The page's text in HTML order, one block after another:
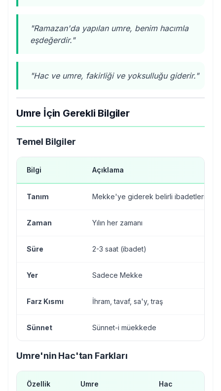
"Ramazan'da yapılan umre, benim hacımla
eşdeğerdir."
"Hac ve umre, fakirliği ve yoksulluğu giderir."
Umre İçin Gerekli Bilgiler
Temel Bilgiler
Bilgi Açıklama
Tanım Mekke'ye giderek belirli ibadetleri
Zaman Yılın her zamanı
Süre 2-3 saat (ibadet)
Yer Sadece Mekke
Farz Kısmı İhram, tavaf, sa'y, traş
Sünnet Sünnet-i müekkede
Umre'nin Hac'tan Farkları
Özellik Umre Hac